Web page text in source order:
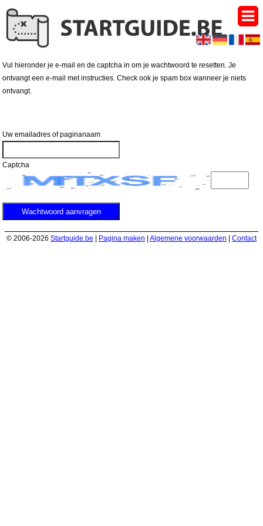
Vul hieronder je e-mail en de captcha in om je wachtwoord te resetten. Je
ontvangt een e-mail met instructies. Check ook je spam box wanneer je niets
ontvangt.
Uw emailadres of paginanaam
Captcha
© 2006-2026 Startguide.be Pagina maken Algemene voorwaarden Contact